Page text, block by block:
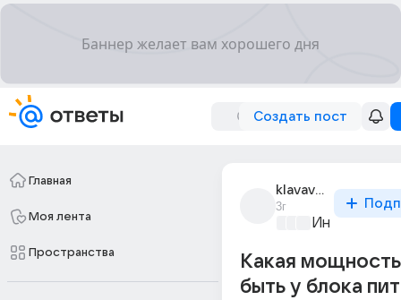
Создать пост
Главная
Моя лента
Пространства
klavavyl_34avauku
3г
Какая
быть у блока